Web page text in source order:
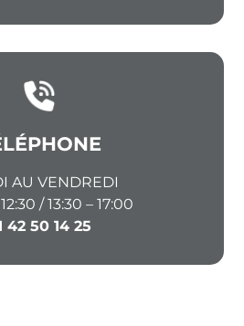
AU VENDREDI
/ 13:30 – 17:00
42 50 14 25